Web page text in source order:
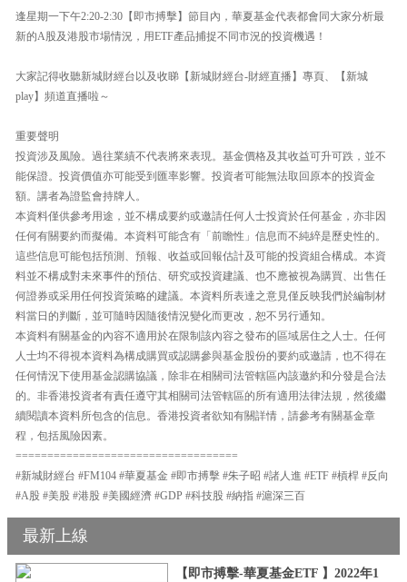
逢星期一下午2:20-2:30【即市搏擊】節目內，華夏基金代表都會同大家分析最
新的A股及港股市場情況，用ETF產品捕捉不同市況的投資機遇！
大家記得收聽新城財經台以及收睇【新城財經台-財經直播】專頁、【新城
play】頻道直播啦～
重要聲明
投資涉及風險。過往業績不代表將來表現。基金價格及其收益可升可跌，並不
能保證。投資價值亦可能受到匯率影響。投資者可能無法取回原本的投資金
額。講者為證監會持牌人。
本資料僅供參考用途，並不構成要約或邀請任何人士投資於任何基金，亦非因
任何有關要約而擬備。本資料可能含有「前瞻性」信息而不純綷是歷史性的。
這些信息可能包括預測、預報、收益或回報估計及可能的投資組合構成。本資
料並不構成對未來事件的預估、研究或投資建議、也不應被視為購買、出售任
何證券或采用任何投資策略的建議。本資料所表達之意見僅反映我們於編制材
料當日的判斷，並可隨時因隨後情況變化而更改，恕不另行通知。
本資料有關基金的內容不適用於在限制該內容之發布的區域居住之人士。任何
人士均不得視本資料為構成購買或認購參與基金股份的要約或邀請，也不得在
任何情況下使用基金認購協議，除非在相關司法管轄區內該邀約和分發是合法
的。非香港投資者有責任遵守其相關司法管轄區的所有適用法律法規，然後繼
續閱讀本資料所包含的信息。香港投資者欲知有關詳情，請參考有關基金章
程，包括風險因素。
===================================
#新城財經台 #FM104 #華夏基金 #即市搏擊 #朱子昭 #諸人進 #ETF #槓桿 #反向
#A股 #美股 #港股 #美國經濟 #GDP #科技股 #納指 #滬深三百
最新上線
【即市搏擊-華夏基金ETF 】2022年1